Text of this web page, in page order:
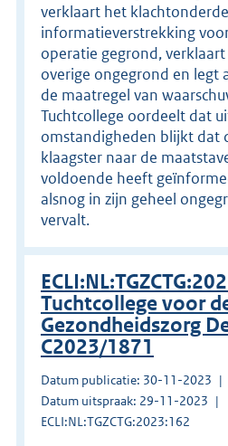
verklaart het
informatieverstrekking
operatie gegrond,
overige ongegrond en legt
de maatregel van
Tuchtcollege oordeelt dat
omstandigheden blijkt dat
klaagster naar de
voldoende heeft
alsnog in zijn geheel
vervalt.
Tuchtcollege voor
Gezondheidszorg
C2023/1871
Datum publicatie: 30-11-2023
Datum uitspraak: 29-11-2023
ECLI:NL:TGZCTG:2023:162